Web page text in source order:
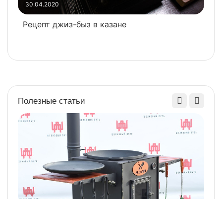
30.04.2020
Рецепт джиз-быз в казане
Полезные статьи